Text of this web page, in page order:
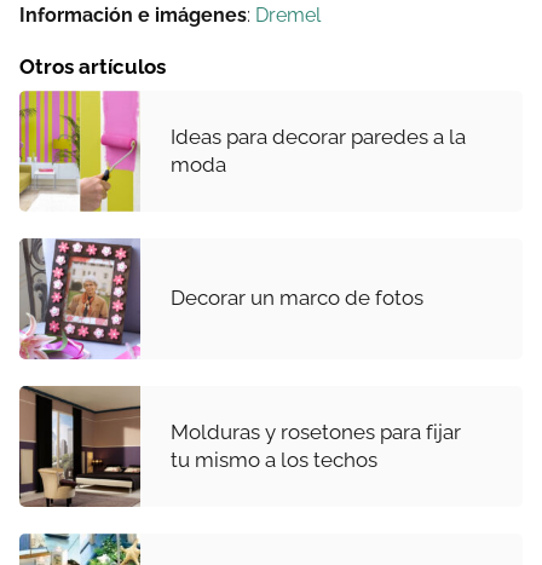
Información e imágenes: Dremel
Otros artículos
Ideas para decorar paredes a la
moda
Decorar un marco de fotos
Molduras y rosetones para fijar
tu mismo a los techos